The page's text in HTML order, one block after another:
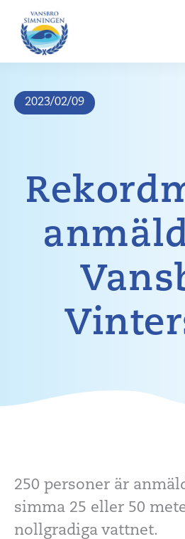
innehåll
2023/02/09
250 personer är
simma 25 eller 50
nollgradiga vattnet.